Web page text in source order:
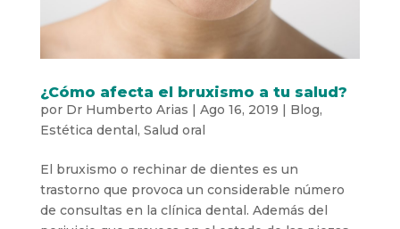
¿Cómo afecta el bruxismo a tu salud?
por Dr Humberto Arias | Ago 16, 2019 | Blog,
Estética dental, Salud oral
El bruxismo o rechinar de dientes es un
trastorno que provoca un considerable número
de consultas en la clínica dental. Además del